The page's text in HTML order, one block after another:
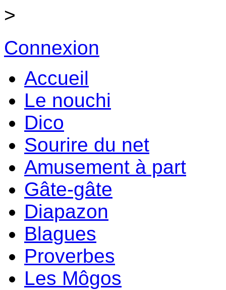
>
Connexion
Accueil
Le nouchi
Dico
Sourire du net
Amusement à part
Gâte-gâte
Diapazon
Blagues
Proverbes
Les Môgos